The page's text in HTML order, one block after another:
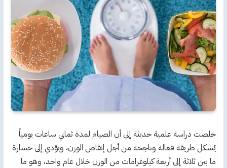
خلصت دراسة علمية حديثة إلى أن الصيام لمدة ثماني ساعات يومياً
يُشكل طريقة فعالة وناجحة من أجل إنقاص الوزن، ويؤدي إلى خسارة
ما بين ثلاثة إلى أربعة كيلوغرامات من الوزن خلال عام واحد، وهو ما